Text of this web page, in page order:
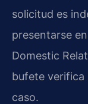
solicitud es
presentarse
Domestic
bufete verifica
caso.